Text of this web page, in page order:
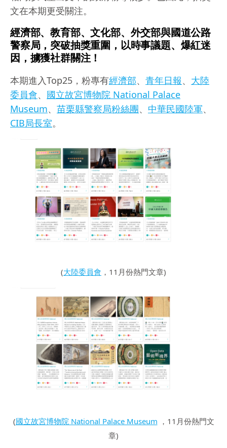
文在本期更受關注。
經濟部、教育部、文化部、外交部與國道公路
警察局，突破抽獎重圍，以時事議題、爆紅迷
因，擄獲社群關注！
本期進入Top25，粉專有經濟部、 青年日報、 大陸
委員會、 國立故宮博物院 National Palace
Museum、 苗栗縣警察局粉絲團、 中華民國陸軍、
CIB局長室。
(大陸委員會 ，11月份熱門文章)
(國立故宮博物院 National Palace Museum ，11月份熱門文
章)